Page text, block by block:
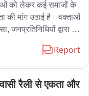
को लेकर कई समाजों के
की मांग उठाई है। वक्ताओं
जनप्रतिनिधियों द्वारा
सभा भवन में आयोजित
अनिल सहित अन्य
मुख्यालय करौली को
Report
रैली से एकता और